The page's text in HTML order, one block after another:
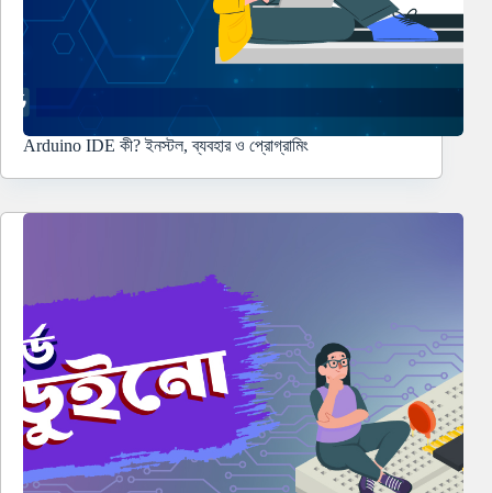
Arduino IDE কী? ইনস্টল, ব্যবহার ও প্রোগ্রামিং